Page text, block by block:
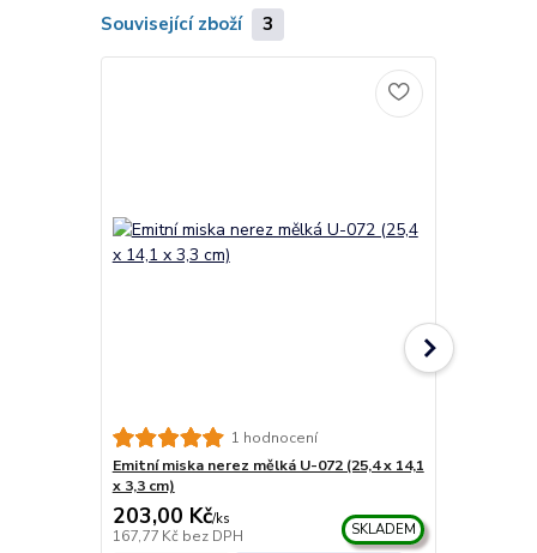
Související zboží 3
1 hodnocení
Emitní miska nerez mělká U-072 (25,4 x 14,1
x 3,3 cm)
203,00 Kč/ks
167,77 Kč bez DPH SKLADEM